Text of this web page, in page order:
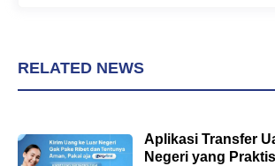
RELATED NEWS
Aplikasi Transfer
Negeri yang